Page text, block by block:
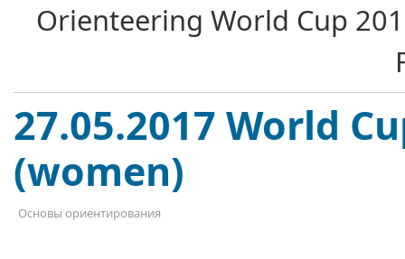
Orienteering World Cup
27.05.2017 World
(women)
Основы ориентирования